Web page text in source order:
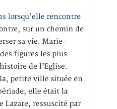
lorsqu’elle rencontre
sur un chemin de
sa vie. Marie-
figures les plus
de l’Eglise.
petite ville située en
elle était la
Lazare, ressuscité par